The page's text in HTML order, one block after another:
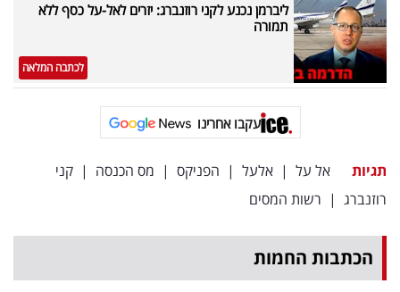
ליברמן נכנע לקני רוזנברג: יזרים לאל-על כסף ללא
תמורה
לכתבה המלאה
עקבו אחרינו
תגיות אל על | אלעל | הפניקס | מס הכנסה | קני
רוזנברג | רשות המסים
הכתבות החמות